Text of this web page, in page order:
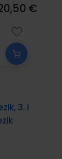
€
3. i